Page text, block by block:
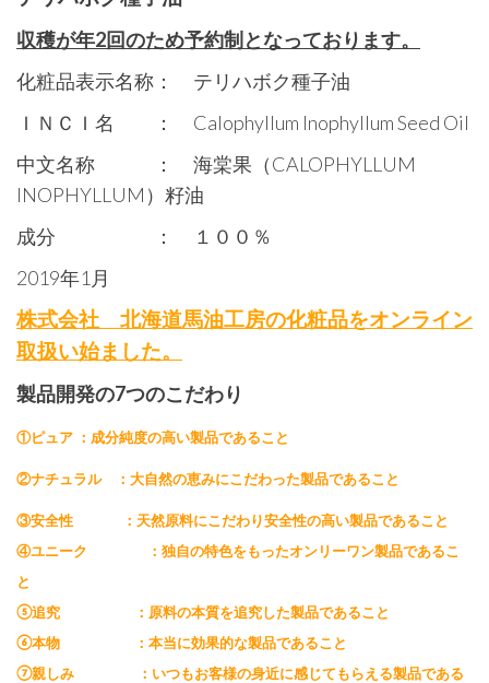
収穫が年2回のため予約制となっております。
化粧品表示名称： テリハボク種子油
ＩＮＣＩ名 ： Calophyllum Inophyllum Seed Oil
中文名称 ： 海棠果（CALOPHYLLUM
INOPHYLLUM）籽油
成分 ： １００％
2019年1月
株式会社 北海道馬油工房の化粧品をオンライン
取扱い始ました。
製品開発の7つのこだわり
①ピュア ：成分純度の高い製品であること
②ナチュラル ：大自然の恵みにこだわった製品であること
③安全性 ：天然原料にこだわり安全性の高い製品であること
④ユニーク ：独自の特色をもったオンリーワン製品であるこ
と
⑤追究 ：原料の本質を追究した製品であること
⑥本物 ：本当に効果的な製品であること
⑦親しみ ：いつもお客様の身近に感じてもらえる製品である